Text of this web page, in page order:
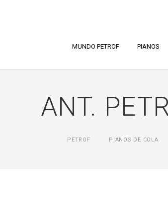
MUNDO PETROF PIANOS
ANT.
PETROF PIANOS DE COLA